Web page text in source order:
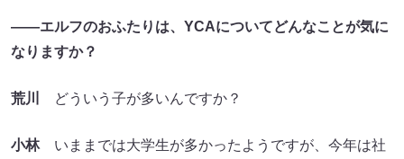
――エルフのおふたりは、YCAについてどんなことが気に
なりますか？
荒川 どういう子が多いんですか？
小林いままでは大学生が多かったようですが、今年は社